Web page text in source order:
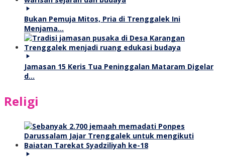
Bukan Pemuja Mitos, Pria di Trenggalek Ini
Menjama…
Jamasan 15 Keris Tua Peninggalan Mataram Digelar
d…
Religi